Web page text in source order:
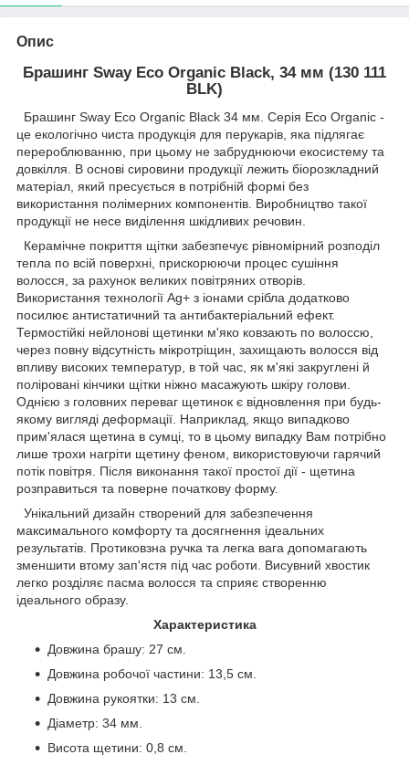
Опис
Брашинг Sway Eco Organic Black, 34 мм (130 111
BLK)
Брашинг Sway Eco Organic Black 34 мм. Серія Eco Organic -
це екологічно чиста продукція для перукарів, яка підлягає
перероблюванню, при цьому не забруднюючи екосистему та
довкілля. В основі сировини продукції лежить біорозкладний
матеріал, який пресується в потрібній формі без
використання полімерних компонентів. Виробництво такої
продукції не несе виділення шкідливих речовин.
Керамічне покриття щітки забезпечує рівномірний розподіл
тепла по всій поверхні, прискорюючи процес сушіння
волосся, за рахунок великих повітряних отворів.
Використання технології Ag+ з іонами срібла додатково
посилює антистатичний та антибактеріальний ефект.
Термостійкі нейлонові щетинки м'яко ковзають по волоссю,
через повну відсутність мікротріщин, захищають волосся від
впливу високих температур, в той час, як м'які закруглені й
поліровані кінчики щітки ніжно масажують шкіру голови.
Однією з головних переваг щетинок є відновлення при будь-
якому вигляді деформації. Наприклад, якщо випадково
прим'ялася щетина в сумці, то в цьому випадку Вам потрібно
лише трохи нагріти щетину феном, використовуючи гарячий
потік повітря. Після виконання такої простої дії - щетина
розправиться та поверне початкову форму.
Унікальний дизайн створений для забезпечення
максимального комфорту та досягнення ідеальних
результатів. Протиковзна ручка та легка вага допомагають
зменшити втому зап'ястя під час роботи. Висувний хвостик
легко розділяє пасма волосся та сприяє створенню
ідеального образу.
Характеристика
Довжина брашу: 27 см.
Довжина робочої частини: 13,5 см.
Довжина рукоятки: 13 см.
Діаметр: 34 мм.
Висота щетини: 0,8 см.